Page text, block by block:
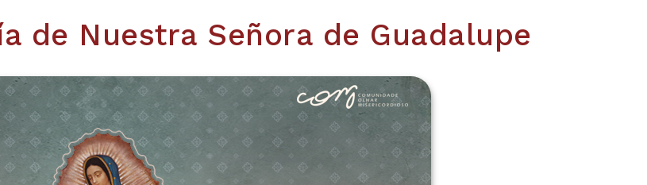
de Nuestra Señora de Guadalupe